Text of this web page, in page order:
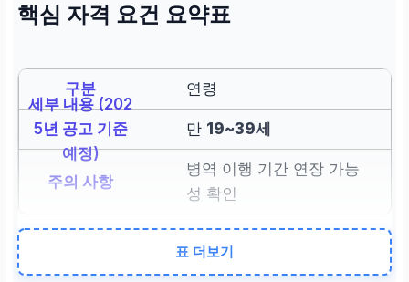
핵심 자격 요건 요약표
연령
만 19~39세
병역 이행 기간 연장 가능
성 확인
거주지
표 더보기